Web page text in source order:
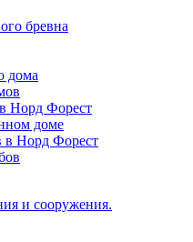
бревна
дома
Норд Форест
доме
в Норд Форест
и сооружения.